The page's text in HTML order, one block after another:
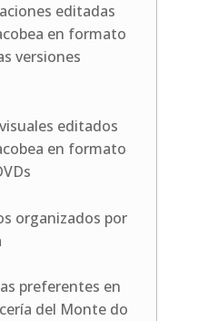
editadas
en formato
versiones
editados
en formato
organizados por
preferentes en
del Monte do